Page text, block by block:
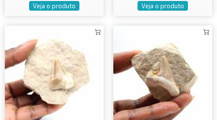
Veja o produto Veja o produto